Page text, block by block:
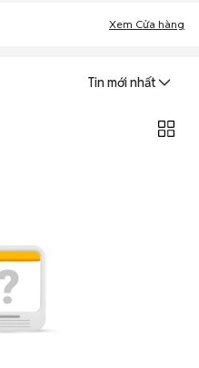
Xem Cửa hàng
Tin mới nhất